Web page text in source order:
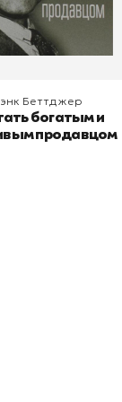
Беттджер
богатым и
продавцом